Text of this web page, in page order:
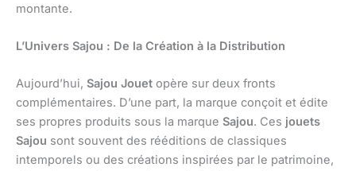
montante.
L’Univers Sajou : De la Création à la Distribution
Aujourd’hui, Sajou Jouet opère sur deux fronts
complémentaires. D’une part, la marque conçoit et édite
ses propres produits sous la marque Sajou. Ces jouets
Sajou sont souvent des rééditions de classiques
intemporels ou des créations inspirées par le patrimoine,